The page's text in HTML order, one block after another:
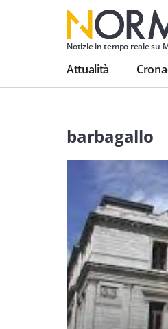
Notizie in tempo reale su
Attualità
barbagallo